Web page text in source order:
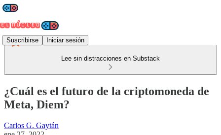
Suscribirse Iniciar sesión
Lee sin distracciones en Substack
¿Cuál es el futuro de la criptomoneda de
Meta, Diem?
Carlos G. Gaytán